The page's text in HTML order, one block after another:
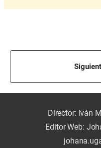
Director: Iván
Editor Web: